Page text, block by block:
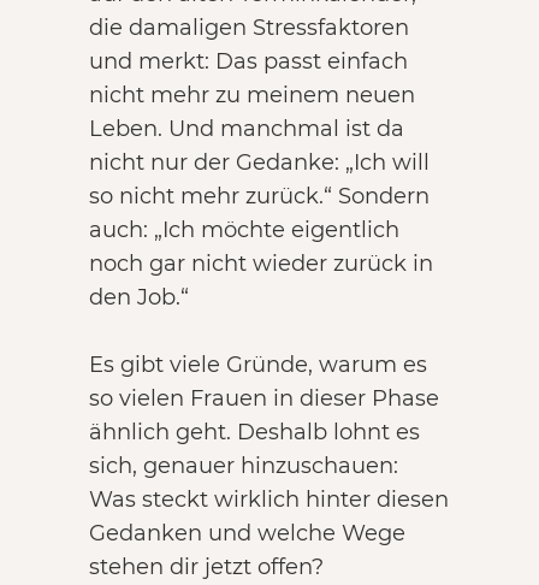
die damaligen Stressfaktoren
und merkt: Das passt einfach
nicht mehr zu meinem neuen
Leben. Und manchmal ist da
nicht nur der Gedanke: „Ich will
so nicht mehr zurück.“ Sondern
auch: „Ich möchte eigentlich
noch gar nicht wieder zurück in
den Job.“
Es gibt viele Gründe, warum es
so vielen Frauen in dieser Phase
ähnlich geht. Deshalb lohnt es
sich, genauer hinzuschauen:
Was steckt wirklich hinter diesen
Gedanken und welche Wege
stehen dir jetzt offen?